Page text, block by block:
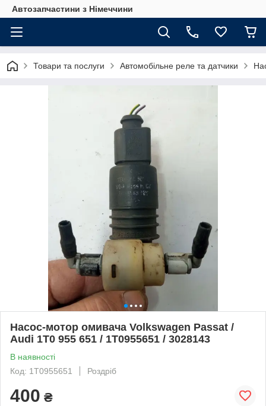
Автозапчастини з Німеччини
Товари та послуги Автомобільне реле та датчики
Насос-мотор омивача Volkswagen Passat /
Audi 1T0 955 651 / 1T0955651 / 3028143
В наявності
Код: 1T0955651
Роздріб
400 ₴